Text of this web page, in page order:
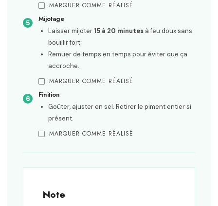
MARQUER COMME RÉALISÉ
Mijotage
Laisser mijoter15 à 20 minutes à feu doux sans
bouillir fort.
Remuer de temps en temps pour éviter que ça
accroche.
MARQUER COMME RÉALISÉ
Finition
Goûter, ajuster en sel. Retirer le piment entier si
présent.
MARQUER COMME RÉALISÉ
Note